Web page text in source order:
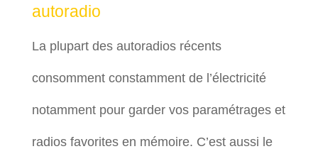
autoradio
La plupart des autoradios récents
consomment constamment de l’électricité
notamment pour garder vos paramétrages et
radios favorites en mémoire. C’est aussi le